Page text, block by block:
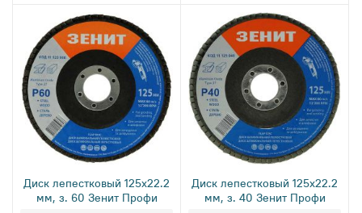
Диск лепестковый 125х22.2
мм, з. 60 Зенит Профи
Диск лепестковый 125х22.2
мм, з. 40 Зенит Профи